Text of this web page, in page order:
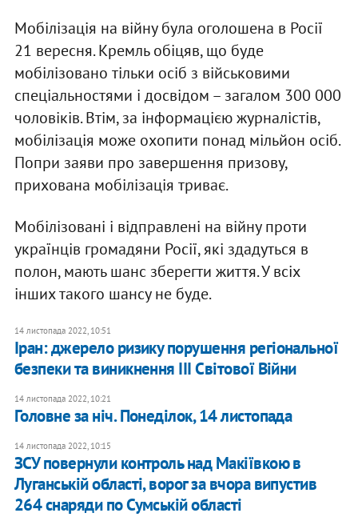
Мобілізація на війну була оголошена в Росії
21 вересня. Кремль обіцяв, що буде
мобілізовано тільки осіб з військовими
спеціальностями і досвідом – загалом 300 000
чоловіків. Втім, за інформацією журналістів,
мобілізація може охопити понад мільйон осіб.
Попри заяви про завершення призову,
прихована мобілізація триває.
Мобілізовані і відправлені на війну проти
українців громадяни Росії, які здадуться в
полон, мають шанс зберегти життя. У всіх
інших такого шансу не буде.
14 листопада 2022, 10:51
Іран: джерело ризику порушення регіональної
безпеки та виникнення ІІІ Світової Війни
14 листопада 2022, 10:21
Головне за ніч. Понеділок, 14 листопада
14 листопада 2022, 10:15
ЗСУ повернули контроль над Макіївкою в
Луганській області, ворог за вчора випустив
264 снаряди по Сумській області